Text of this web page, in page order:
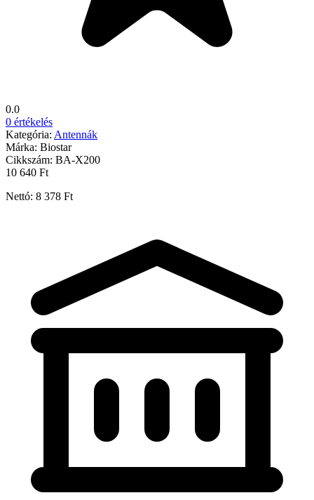
0.0
0 értékelés
Kategória: Antennák
Márka: Biostar
Cikkszám: BA-X200
10 640 Ft
Nettó: 8 378 Ft